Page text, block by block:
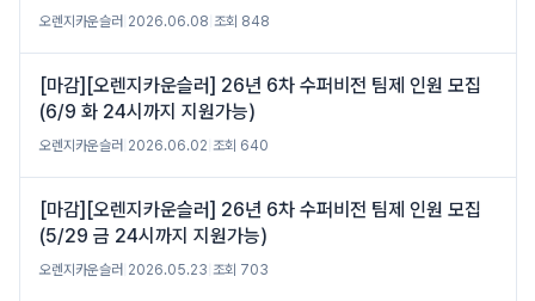
오렌지카운슬러 2026.06.08 조회 848
[마감][오렌지카운슬러] 26년 6차 수퍼비전 팀제 인원 모집
(6/9 화 24시까지 지원가능)
오렌지카운슬러 2026.06.02 조회 640
[마감][오렌지카운슬러] 26년 6차 수퍼비전 팀제 인원 모집
(5/29 금 24시까지 지원가능)
오렌지카운슬러 2026.05.23 조회 703